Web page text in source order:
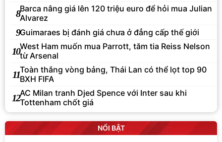
8Barca nâng giá lên 120 triệu euro để hỏi mua Julian
Alvarez
9Guimaraes bị đánh giá chưa ở đẳng cấp thế giới
10West Ham muốn mua Parrott, tăm tia Reiss Nelson
từ Arsenal
11Toàn thắng vòng bảng, Thái Lan có thể lọt top 90
BXH FIFA
12AC Milan tranh Djed Spence với Inter sau khi
Tottenham chốt giá
NỔI BẬT